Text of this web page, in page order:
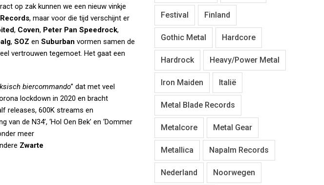
op zak kunnen we een nieuw vinkje
, maar voor die tijd verschijnt er
, Coven, Peter Pan Speedrock,
, SOZ en Suburban vormen samen de
vertrouwen tegemoet. Het gaat een
biercommando” dat met veel
lockdown in 2020 en bracht
releases, 600K streams en
van de N34’, ‘Hol Oen Bek’ en ‘Dommer
meer
Zwarte
Festival Finland
Gothic Metal Hardcore
Hardrock Heavy/Power Metal
Iron Maiden Italië
Metal Blade Records
Metalcore Metal Gear
Metallica Napalm Records
Nederland Noorwegen